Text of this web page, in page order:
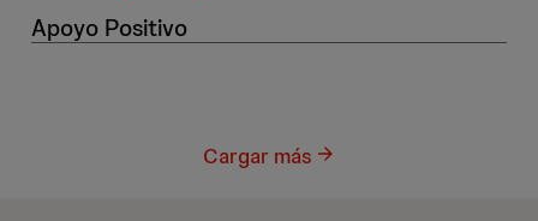
Apoyo Positivo
Cargar más